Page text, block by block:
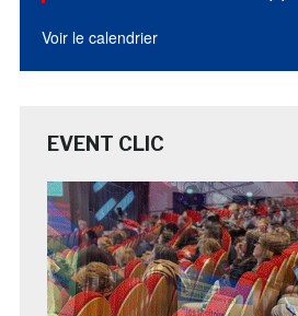
Voir le calendrier
EVENT CLIC